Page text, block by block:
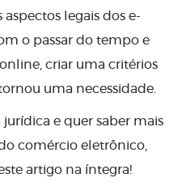
legais dos e-
o passar do tempo e
criar uma critérios
uma necessidade.
e quer saber mais
comércio eletrônico,
artigo na íntegra!